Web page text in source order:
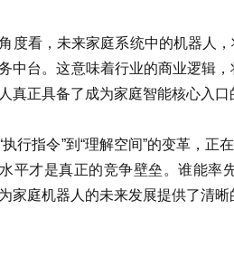
度看，未来家庭系统中的机器人
中台。这意味着行业的商业逻辑
真正具备了成为家庭智能核心入口
执行指令”到“理解空间”的变革，
平才是真正的竞争壁垒。谁能率
家庭机器人的未来发展提供了清